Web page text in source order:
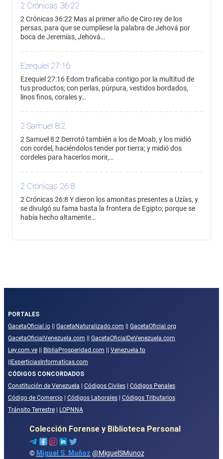
2 Crónicas 36:22
2 Crónicas 36:22 Mas al primer año de Ciro rey de los
persas, para que se cumpliese la palabra de Jehová por
boca de Jeremías, Jehová…
Ezequiel 27:16
Ezequiel 27:16 Edom traficaba contigo por la multitud de
tus productos; con perlas, púrpura, vestidos bordados,
linos finos, corales y…
2 Samuel 8:2
2 Samuel 8:2 Derrotó también a los de Moab, y los midió
con cordel, haciéndolos tender por tierra; y midió dos
cordeles para hacerlos morir,…
2 Crónicas 26:8
2 Crónicas 26:8 Y dieron los amonitas presentes a Uzías, y
se divulgó su fama hasta la frontera de Egipto; porque se
había hecho altamente…
PORTALES
GacetaOficial.io
GacetaNaturalizado.com
GacetaOficial.org
GacetaOficialVenezuela.com
GacetaOficialDeVenezuela.com
Ley.com.ve
BibliaProsperidad.com
Venezuela.to
ExperticiasInformaticas.com
CÓDIGOS CONCORDADOS
Constitución de Venezuela
Códigos Civiles
Códigos Penales
Código de Comercio
Códigos Laborales
Códigos Tributarios
Tránsito Terrestre
LOPNNA
Colección Forense y Biblioteca Personal
© Miguel S. Muñoz @MiguelSMunoz